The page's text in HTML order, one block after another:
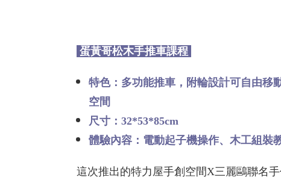
蛋黃哥松木手推車課程
特色：多功能推車，附輪設計可自由移
空間
尺寸：32*53*85cm
體驗內容：電動起子機操作、木工組裝
這次推出的特力屋手創空間X三麗鷗聯名